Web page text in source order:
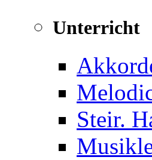
Unterricht
Steir.